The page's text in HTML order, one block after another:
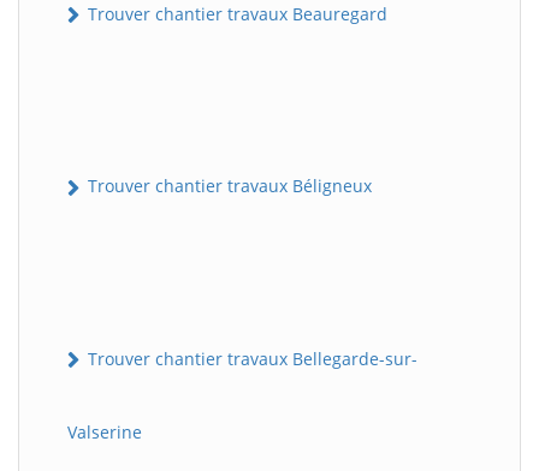
Trouver chantier travaux Beauregard
Trouver chantier travaux Béligneux
Trouver chantier travaux Bellegarde-sur-
Valserine